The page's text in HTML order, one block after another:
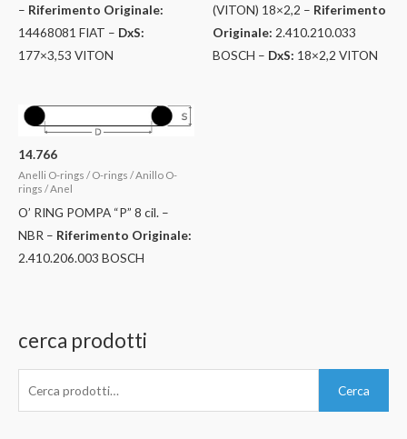
– Riferimento Originale:
14468081 FIAT – DxS:
177×3,53 VITON
(VITON) 18×2,2 – Riferimento
Originale: 2.410.210.033
BOSCH – DxS: 18×2,2 VITON
14.766
Anelli O-rings / O-rings / Anillo O-
rings / Anel
O’ RING POMPA “P” 8 cil. –
NBR – Riferimento Originale:
2.410.206.003 BOSCH
cerca prodotti
Cerca